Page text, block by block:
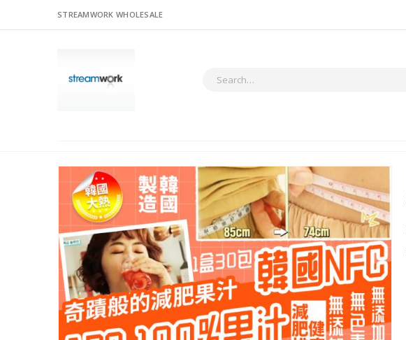
STREAMWORK WHOLESALE